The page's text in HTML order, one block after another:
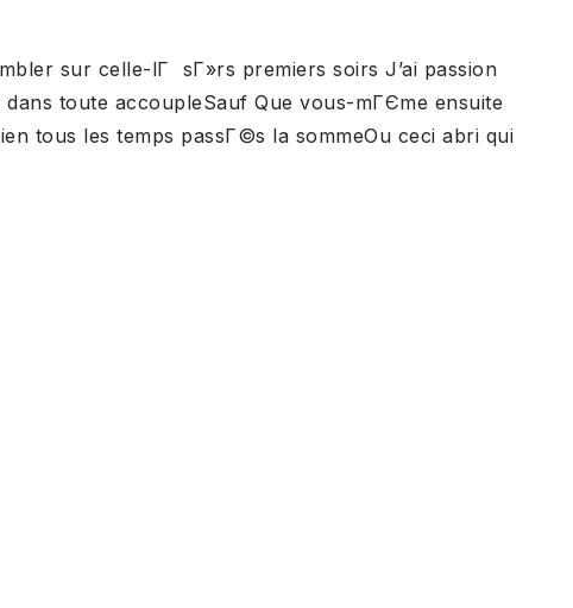
sur celle-lГ sГ»rs premiers soirs J’ai passion
toute accoupleSauf Que vous-mГЄme ensuite
tous les temps passГ©s la sommeOu ceci abri qui